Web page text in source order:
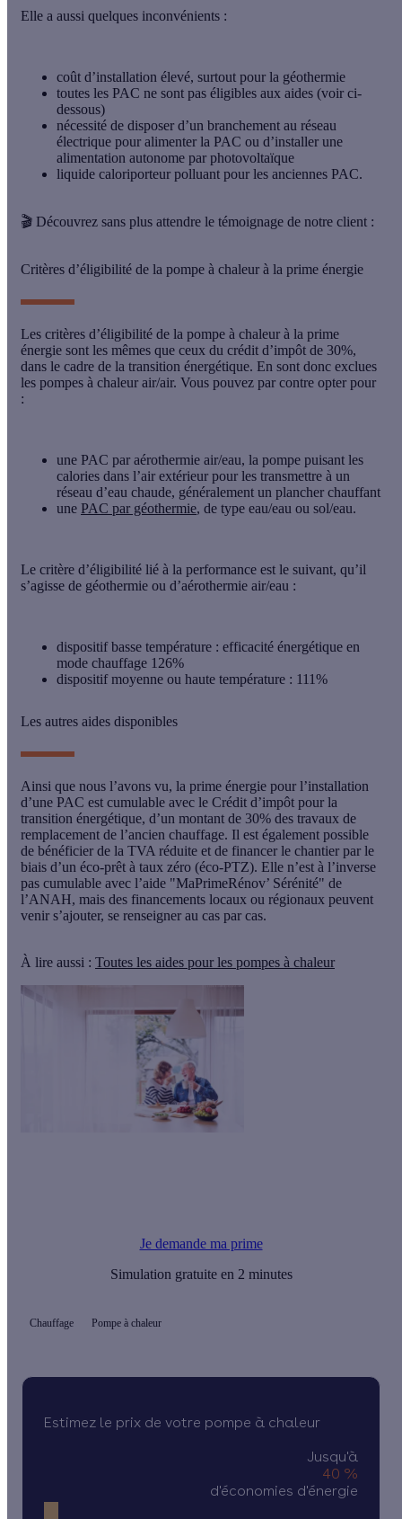
Elle a aussi quelques inconvénients :
coût d’installation élevé, surtout pour la géothermie
toutes les PAC ne sont pas éligibles aux aides (voir ci-
dessous)
nécessité de disposer d’un branchement au réseau
électrique pour alimenter la PAC ou d’installer une
alimentation autonome par photovoltaïque
liquide caloriporteur polluant pour les anciennes PAC.
🎬 Découvrez sans plus attendre le témoignage de notre client :
Critères d’éligibilité de la pompe à chaleur à la prime énergie
Les critères d’éligibilité de la pompe à chaleur à la prime
énergie sont les mêmes que ceux du crédit d’impôt de 30%,
dans le cadre de la transition énergétique. En sont donc exclues
les pompes à chaleur air/air. Vous pouvez par contre opter pour
:
une PAC par aérothermie air/eau, la pompe puisant les
calories dans l’air extérieur pour les transmettre à un
réseau d’eau chaude, généralement un plancher chauffant
une PAC par géothermie, de type eau/eau ou sol/eau.
Le critère d’éligibilité lié à la performance est le suivant, qu’il
s’agisse de géothermie ou d’aérothermie air/eau :
dispositif basse température : efficacité énergétique en
mode chauffage 126%
dispositif moyenne ou haute température : 111%
Les autres aides disponibles
Ainsi que nous l’avons vu, la prime énergie pour l’installation
d’une PAC est cumulable avec le Crédit d’impôt pour la
transition énergétique, d’un montant de 30% des travaux de
remplacement de l’ancien chauffage. Il est également possible
de bénéficier de la TVA réduite et de financer le chantier par le
biais d’un éco-prêt à taux zéro (éco-PTZ). Elle n’est à l’inverse
pas cumulable avec l’aide "MaPrimeRénov’ Sérénité" de
l’ANAH, mais des financements locaux ou régionaux peuvent
venir s’ajouter, se renseigner au cas par cas.
À lire aussi : Toutes les aides pour les pompes à chaleur
Je demande ma prime
Simulation gratuite en 2 minutes
Chauffage Pompe à chaleur
Estimez le prix de votre pompe à chaleur
Jusqu'à
40 %
d'économies d'énergie